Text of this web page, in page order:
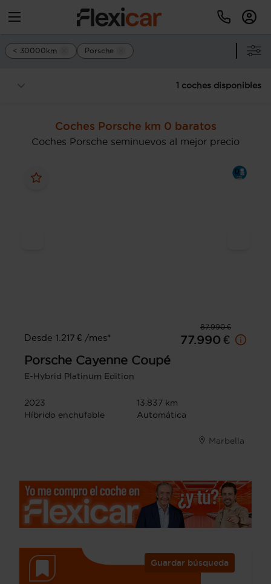
< 30000km Porsche
1 coches disponibles
Coches Porsche km 0 baratos
Coches Porsche seminuevos al mejor precio
87.990 €
Desde 1.217 € /mes*
77.990 €
Porsche Cayenne Coupé
E-Hybrid Platinum Edition
2023
13.837 km
Híbrido enchufable
Automática
Marbella
Guardar búsqueda